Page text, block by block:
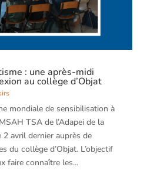
: une après-midi
au collège d’Objat
mondiale de sensibilisation à
TSA de l’Adapei de la
avril dernier auprès de
du collège d’Objat. L’objectif
faire connaître les...